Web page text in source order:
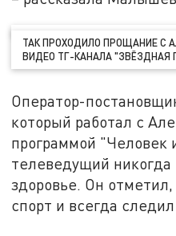
ТАК ПРОХОДИЛО ПРОЩАНИЕ С
ВИДЕО ТГ-КАНАЛА "ЗВЁЗДНАЯ
Оператор-
который работал с
программой "Человек
телеведущий никогда
здоровье. Он
спорт и всегда